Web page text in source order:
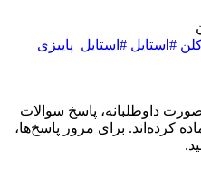
#استایل #استایل_پاییزی
داوطلبانه، پاسخ سوالات
کرده‌اند. برای مرور پاسخ‌ها،